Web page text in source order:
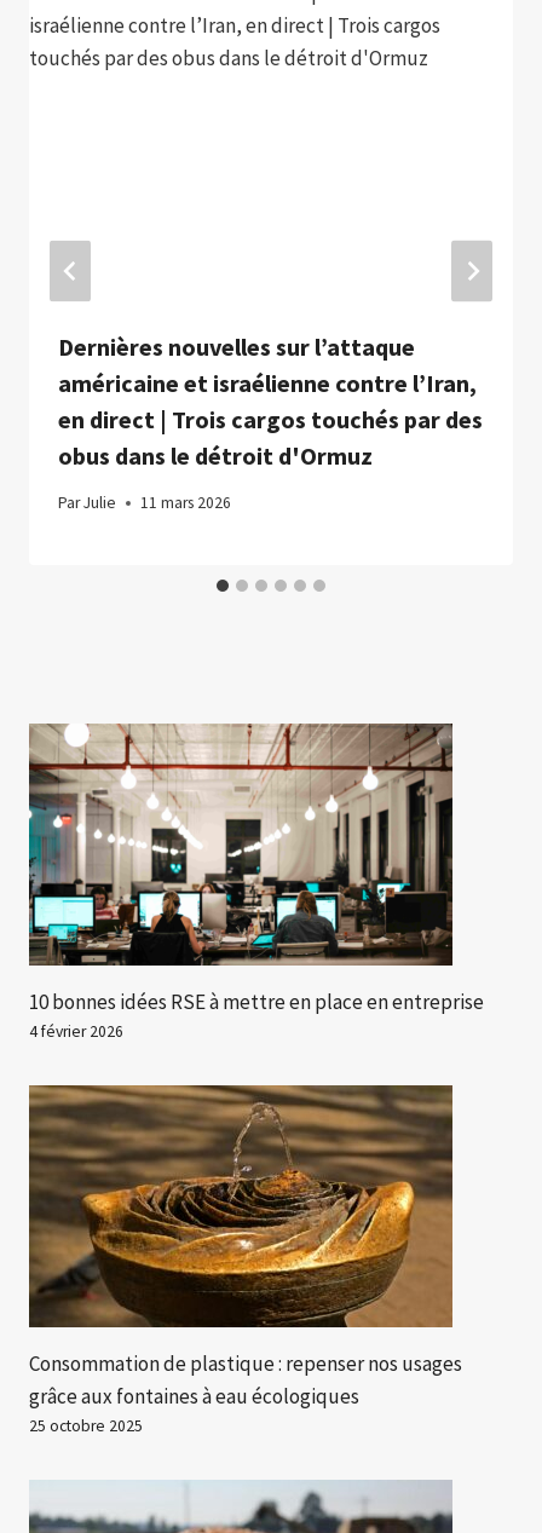
Dernières nouvelles sur l’attaque
américaine et israélienne contre l’Iran,
en direct | Trois cargos touchés par des
obus dans le détroit d'Ormuz
ParJulie 11 mars 2026
10 bonnes idées RSE à mettre en place en entreprise
4 février 2026
Consommation de plastique : repenser nos usages
grâce aux fontaines à eau écologiques
25 octobre 2025